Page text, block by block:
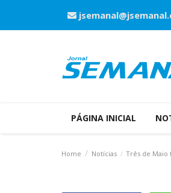
PÁGINA INICIAL
Home Notícias Três de Maio